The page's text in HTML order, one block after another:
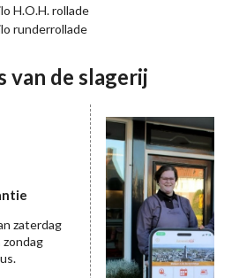
H.O.H. rollade
runderrollade
van de slagerij
zaterdag